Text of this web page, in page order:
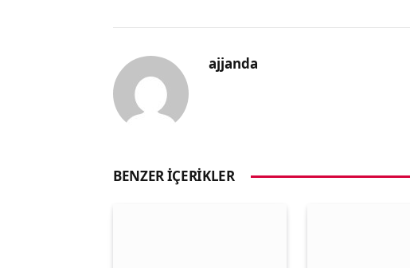
ajjanda
BENZER İÇERIKLER